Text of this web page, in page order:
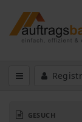
GESUCH